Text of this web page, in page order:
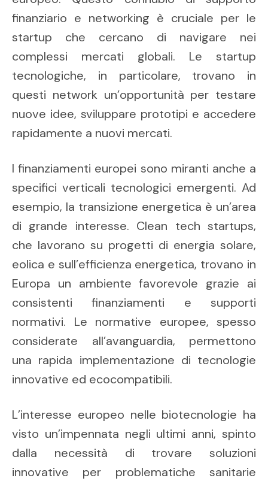
finanziario e networking è cruciale per le
startup che cercano di navigare nei
complessi mercati globali. Le startup
tecnologiche, in particolare, trovano in
questi network un’opportunità per testare
nuove idee, sviluppare prototipi e accedere
rapidamente a nuovi mercati.
I finanziamenti europei sono miranti anche a
specifici verticali tecnologici emergenti. Ad
esempio, la transizione energetica è un’area
di grande interesse. Clean tech startups,
che lavorano su progetti di energia solare,
eolica e sull’efficienza energetica, trovano in
Europa un ambiente favorevole grazie ai
consistenti finanziamenti e supporti
normativi. Le normative europee, spesso
considerate all’avanguardia, permettono
una rapida implementazione di tecnologie
innovative ed ecocompatibili.
L’interesse europeo nelle biotecnologie ha
visto un’impennata negli ultimi anni, spinto
dalla necessità di trovare soluzioni
innovative per problematiche sanitarie